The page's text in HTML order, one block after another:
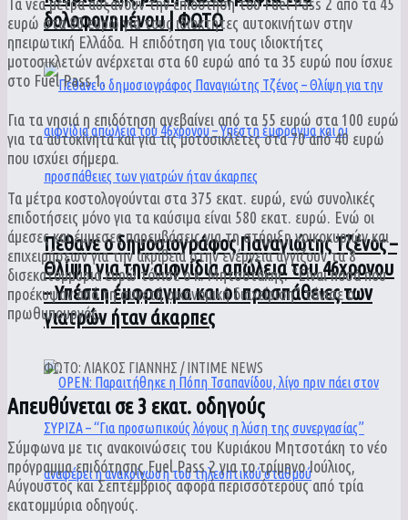
δολοφονημένου | ΦΩΤΟ
Πέθανε ο δημοσιογράφος Παναγιώτης Τζένος –
Θλίψη για την αιφνίδια απώλεια του 46χρονου
– Υπέστη έμφραγμα και οι προσπάθειες των
γιατρών ήταν άκαρπες
ευρώ στα 80 ευρώ για τους ιδιοκτήτες αυτοκινήτων στην
ηπειρωτική Ελλάδα. Η επιδότηση για τους ιδιοκτήτες
μοτοσικλετών ανέρχεται στα 60 ευρώ από τα 35 ευρώ που ίσχυε
στο Fuel Pass 1.
Για τα νησιά η επιδότηση ανεβαίνει από τα 55 ευρώ στα 100 ευρώ
για τα αυτοκίνητα και για τις μοτοσικλέτες στα 70 από 40 ευρώ
που ισχύει σήμερα.
Τα μέτρα κοστολογούνται στα 375 εκατ. ευρώ, ενώ συνολικές
επιδοτήσεις μόνο για τα καύσιμα είναι 580 εκατ. ευρώ. Ενώ οι
άμεσες και έμμεσες παρεμβάσεις για τη στήριξη νοικοκυριών και
επιχειρήσεων για την ακρίβεια στην ενέργεια αγγίζουν τα 8
δισεκατομμύρια ευρώ τόνισε ο κ. Μητσοτάκης. “Είναι ποσά που
προέκυψαν από τη συνετή οικονομική διαχείριση” τόνισε ο
πρωθυπουργός.
ΦΩΤΟ: ΛΙΑΚΟΣ ΓΙΑΝΝΗΣ / INTIME NEWS
Απευθύνεται σε 3 εκατ. οδηγούς
Σύμφωνα με τις ανακοινώσεις του Κυριάκου Μητσοτάκη το νέο
πρόγραμμα επιδότησης Fuel Pass 2 για το τρίμηνο Ιούλιος,
Αύγουστος και Σεπτέμβριος αφορά περισσότερους από τρία
εκατομμύρια οδηγούς.